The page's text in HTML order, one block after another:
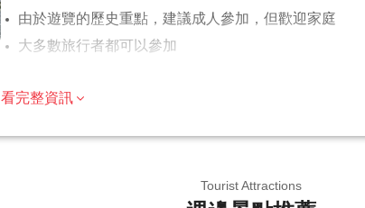
由於遊覽的歷史重點，建議成人參加，但歡迎家庭
大多數旅行者都可以參加
涉及適量步行；請選擇合適的鞋子
看完整資訊
Tourist Attractions